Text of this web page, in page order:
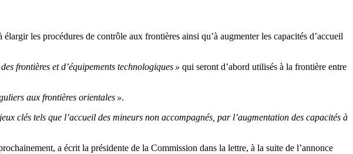
les procédures de contrôle aux frontières ainsi qu’à augmenter les capacités d’accueil
frontières et d’équipements technologiques » qui seront d’abord utilisés à la frontière entre
aux frontières orientales ».
clés tels que l’accueil des mineurs non accompagnés, par l’augmentation des capacités à
a écrit la présidente de la Commission dans la lettre, à la suite de l’annonce